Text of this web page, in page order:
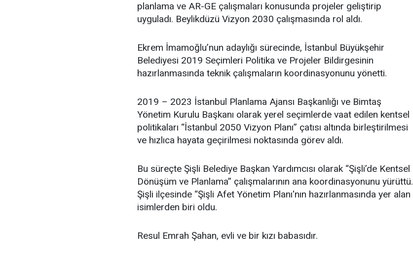
planlama ve AR-GE çalışmaları konusunda projeler geliştirip
uyguladı. Beylikdüzü Vizyon 2030 çalışmasında rol aldı.
Ekrem İmamoğlu’nun adaylığı sürecinde, İstanbul Büyükşehir
Belediyesi 2019 Seçimleri Politika ve Projeler Bildirgesinin
hazırlanmasında teknik çalışmaların koordinasyonunu yönetti.
2019 – 2023 İstanbul Planlama Ajansı Başkanlığı ve Bimtaş
Yönetim Kurulu Başkanı olarak yerel seçimlerde vaat edilen kentsel
politikaları “İstanbul 2050 Vizyon Planı” çatısı altında birleştirilmesi
ve hızlıca hayata geçirilmesi noktasında görev aldı.
Bu süreçte Şişli Belediye Başkan Yardımcısı olarak “Şişli’de Kentsel
Dönüşüm ve Planlama” çalışmalarının ana koordinasyonunu yürüttü.
Şişli ilçesinde “Şişli Afet Yönetim Planı'nın hazırlanmasında yer alan
isimlerden biri oldu.
Resul Emrah Şahan, evli ve bir kızı babasıdır.